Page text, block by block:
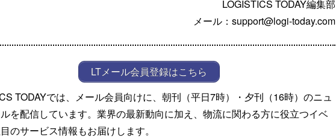
LOGISTICS TODAY編集部
メール：support@logi-today.com
LTメール会員登録はこちら
TODAYでは、メール会員向けに、朝刊（平日7時）・夕刊（16時）のニュ
を配信しています。業界の最新動向に加え、物流に関わる方に役立つイベ
のサービス情報もお届けします。